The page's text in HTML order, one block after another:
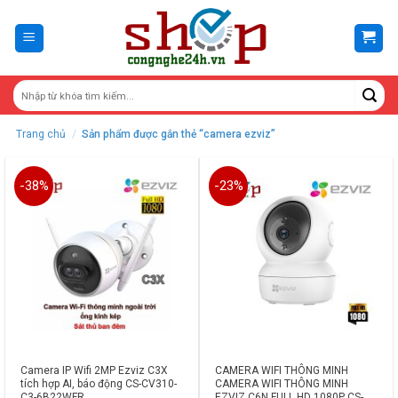
content
Trang chủ / Sản phẩm được gắn thẻ “camera ezviz”
-38%
Camera IP Wifi 2MP Ezviz C3X
tích hợp AI, báo động CS-CV310-
-23%
CAMERA WIFI THÔNG MINH
CAMERA WIFI THÔNG MINH